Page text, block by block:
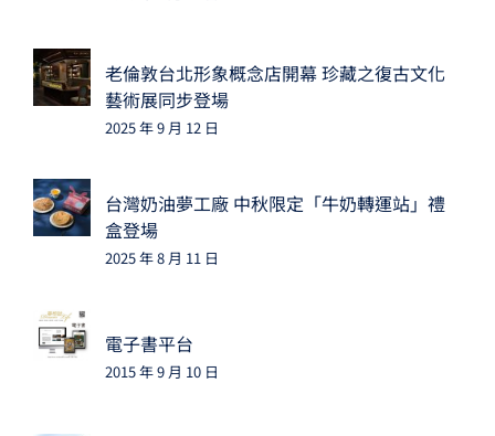
老倫敦台北形象概念店開幕 珍藏之復古文化
藝術展同步登場
2025 年 9 月 12 日
台灣奶油夢工廠 中秋限定「牛奶轉運站」禮
盒登場
2025 年 8 月 11 日
電子書平台
2015 年 9 月 10 日